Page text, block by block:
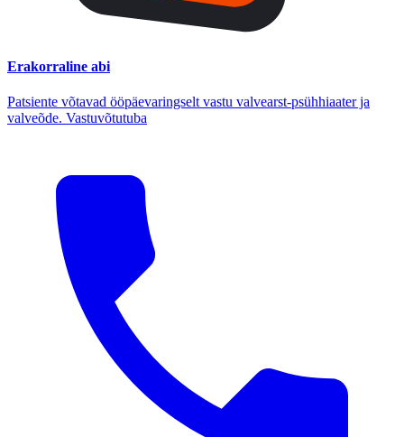
Erakorraline abi
Patsiente võtavad ööpäevaringselt vastu valvearst-psühhiaater ja
valveõde. Vastuvõtutuba